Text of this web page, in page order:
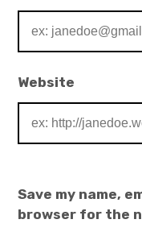
Website
Save my name,
browser for the